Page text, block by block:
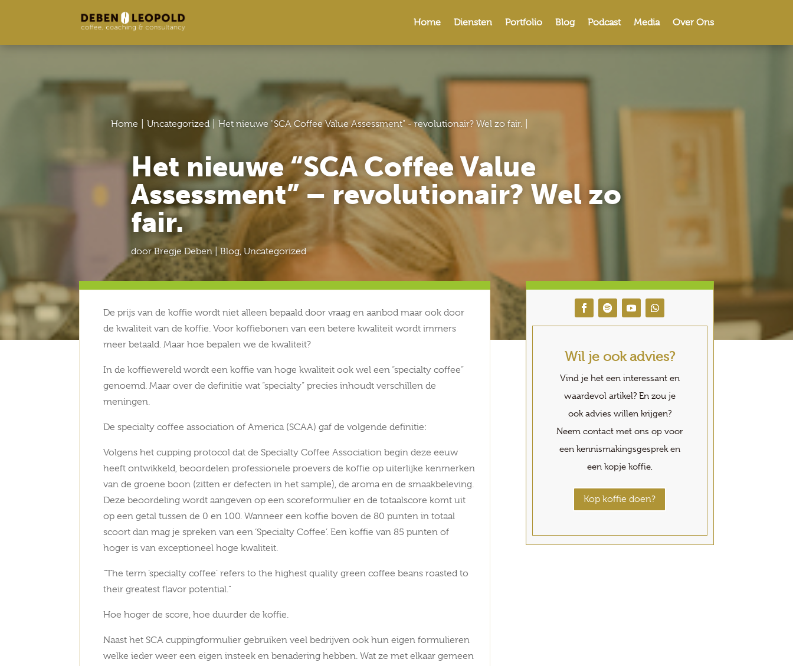
Home Diensten Portfolio Blog Podcast Media Over Ons
Home Uncategorized Het nieuwe "SCA Coffee Value Assessment" - revolutionair? Wel zo fair.
Het nieuwe “SCA Coffee Value
Assessment” – revolutionair? Wel zo
fair.
doorBregje Deben|Blog,Uncategorized
De prijs van de koffie wordt niet alleen bepaald door vraag en aanbod maar ook door
de kwaliteit van de koffie. Voor koffiebonen van een betere kwaliteit wordt immers
meer betaald. Maar hoe bepalen we de kwaliteit?
In de koffiewereld wordt een koffie van hoge kwaliteit ook wel een “specialty coffee”
genoemd. Maar over de definitie wat “specialty” precies inhoudt verschillen de
meningen.
De specialty coffee association of America (SCAA) gaf de volgende definitie:
Volgens het cupping protocol dat de Specialty Coffee Association begin deze eeuw
heeft ontwikkeld, beoordelen professionele proevers de koffie op uiterlijke kenmerken
van de groene boon (zitten er defecten in het sample), de aroma en de smaakbeleving.
Deze beoordeling wordt aangeven op een scoreformulier en de totaalscore komt uit
op een getal tussen de 0 en 100. Wanneer een koffie boven de 80 punten in totaal
scoort dan mag je spreken van een ‘Specialty Coffee’. Een koffie van 85 punten of
hoger is van exceptioneel hoge kwaliteit.
“The term ‘specialty coffee’ refers to the highest quality green coffee beans roasted to
their greatest flavor potential.”
Hoe hoger de score, hoe duurder de koffie.
Naast het SCA cuppingformulier gebruiken veel bedrijven ook hun eigen formulieren
welke ieder weer een eigen insteek en benadering hebben. Wat ze met elkaar gemeen
Wil je ook advies?
Vind je het een interessant en
waardevol artikel? En zou je
ook advies willen krijgen?
Neem contact met ons op voor
een kennismakingsgesprek en
een kopje koffie,
Kop koffie doen?